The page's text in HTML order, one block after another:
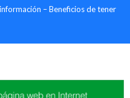
– Beneficios de tener